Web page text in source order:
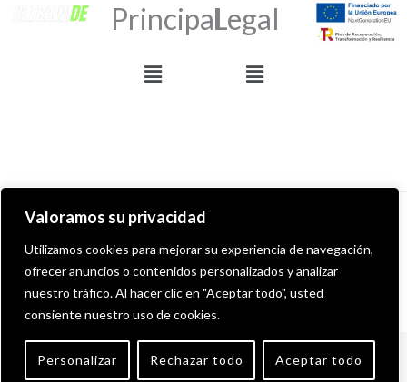
Valoramos su privacidad
Utilizamos cookies para mejorar su experiencia de navegación,
ofrecer anuncios o contenidos personalizados y analizar
nuestro tráfico. Al hacer clic en "Aceptar todo", usted
consiente nuestro uso de cookies.
Personalizar Rechazar todo Aceptar todo
Principal
Menú
Legal
Menú
English (Inglés Español